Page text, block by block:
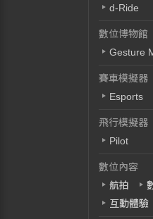
d-Ride
數位博物館
Gesture
賽車模擬器
Esports
飛行模擬器
Pilot
數位內容
航拍
互動體驗